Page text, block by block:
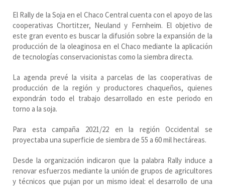
El Rally de la Soja en el Chaco Central cuenta con el apoyo de las
cooperativas Chortitzer, Neuland y Fernheim. El objetivo de
este gran evento es buscar la difusión sobre la expansión de la
producción de la oleaginosa en el Chaco mediante la aplicación
de tecnologías conservacionistas como la siembra directa.
La agenda prevé la visita a parcelas de las cooperativas de
producción de la región y productores chaqueños, quienes
expondrán todo el trabajo desarrollado en este periodo en
torno a la soja.
Para esta campaña 2021/22 en la región Occidental se
proyectaba una superficie de siembra de 55 a 60 mil hectáreas.
Desde la organización indicaron que la palabra Rally induce a
renovar esfuerzos mediante la unión de grupos de agricultores
y técnicos que pujan por un mismo ideal: el desarrollo de una